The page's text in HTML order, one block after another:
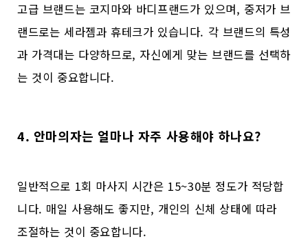
고급 브랜드는 코지마와 바디프랜드가 있으며, 중저가 브
랜드로는 세라젬과 휴테크가 있습니다. 각 브랜드의 특성
과 가격대는 다양하므로, 자신에게 맞는 브랜드를 선택하
는 것이 중요합니다.
4. 안마의자는 얼마나 자주 사용해야 하나요?
일반적으로 1회 마사지 시간은 15~30분 정도가 적당합
니다. 매일 사용해도 좋지만, 개인의 신체 상태에 따라
조절하는 것이 중요합니다.